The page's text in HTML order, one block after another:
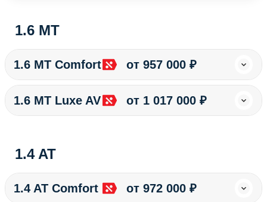
1.6 MT
1.6 MT Сomfort от 957 000 ₽
1.6 MT Luxe AV от 1 017 000 ₽
1.4 AT
1.4 AT Сomfort от 972 000 ₽